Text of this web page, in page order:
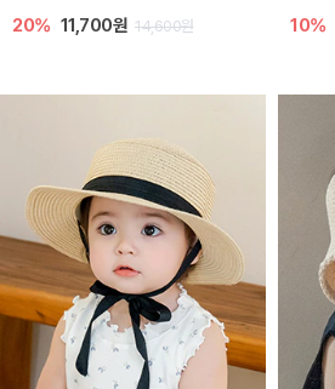
20% 11,700원 14,600원 10%